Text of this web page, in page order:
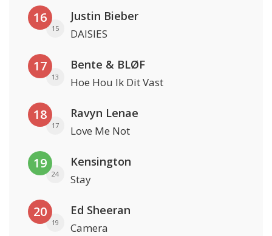
16
15
Justin Bieber
DAISIES
17
13
Bente & BLØF
Hoe Hou Ik Dit Vast
18
17
Ravyn Lenae
Love Me Not
19
24
Kensington
Stay
20
19
Ed Sheeran
Camera